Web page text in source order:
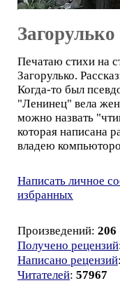
Печатаю стихи на
Загорулько.
Когда-то был
"Ленинец" вела
можно назвать
которая написана
владею
Написать личное
избранных
Произведений: 206
Получено рецензий
Написано рецензий:
Читателей: 57967